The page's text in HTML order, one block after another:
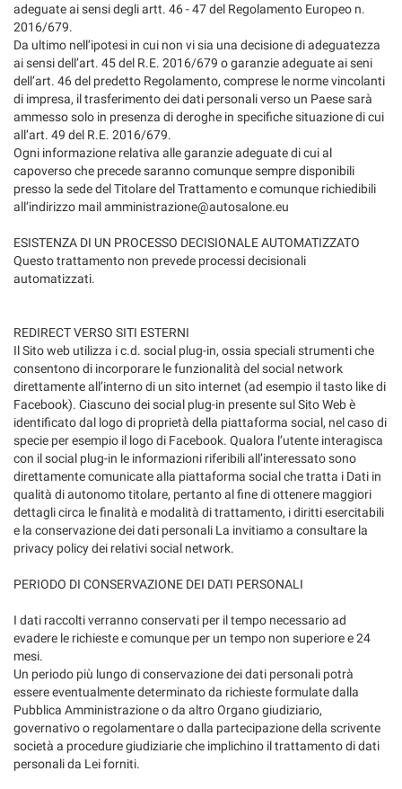
adeguate ai sensi degli artt. 46 - 47 del Regolamento Europeo n.
2016/679.
Da ultimo nell’ipotesi in cui non vi sia una decisione di adeguatezza
ai sensi dell’art. 45 del R.E. 2016/679 o garanzie adeguate ai seni
dell’art. 46 del predetto Regolamento, comprese le norme vincolanti
di impresa, il trasferimento dei dati personali verso un Paese sarà
ammesso solo in presenza di deroghe in specifiche situazione di cui
all’art. 49 del R.E. 2016/679.
Ogni informazione relativa alle garanzie adeguate di cui al
capoverso che precede saranno comunque sempre disponibili
presso la sede del Titolare del Trattamento e comunque richiedibili
all’indirizzo mail amministrazione@autosalone.eu
ESISTENZA DI UN PROCESSO DECISIONALE AUTOMATIZZATO
Questo trattamento non prevede processi decisionali
automatizzati.
REDIRECT VERSO SITI ESTERNI
Il Sito web utilizza i c.d. social plug-in, ossia speciali strumenti che
consentono di incorporare le funzionalità del social network
direttamente all’interno di un sito internet (ad esempio il tasto like di
Facebook). Ciascuno dei social plug-in presente sul Sito Web è
identificato dal logo di proprietà della piattaforma social, nel caso di
specie per esempio il logo di Facebook. Qualora l’utente interagisca
con il social plug-in le informazioni riferibili all’interessato sono
direttamente comunicate alla piattaforma social che tratta i Dati in
qualità di autonomo titolare, pertanto al fine di ottenere maggiori
dettagli circa le finalità e modalità di trattamento, i diritti esercitabili
e la conservazione dei dati personali La invitiamo a consultare la
privacy policy dei relativi social network.
PERIODO DI CONSERVAZIONE DEI DATI PERSONALI
I dati raccolti verranno conservati per il tempo necessario ad
evadere le richieste e comunque per un tempo non superiore e 24
mesi.
Un periodo più lungo di conservazione dei dati personali potrà
essere eventualmente determinato da richieste formulate dalla
Pubblica Amministrazione o da altro Organo giudiziario,
governativo o regolamentare o dalla partecipazione della scrivente
società a procedure giudiziarie che implichino il trattamento di dati
personali da Lei forniti.